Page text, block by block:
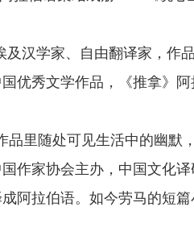
汉学家、自由翻译家，作品
优秀文学作品，《推拿》
里随处可见生活中的幽默，
作家协会主办，中国文化
阿拉伯语。如今劳马的短